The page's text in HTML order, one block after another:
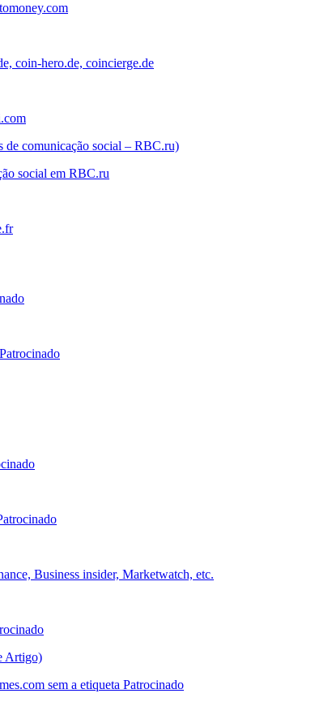
coin-hero.de, coincierge.de
de comunicação social – RBC.ru)
social em RBC.ru
Business insider, Marketwatch, etc.
Artigo)
sem a etiqueta Patrocinado